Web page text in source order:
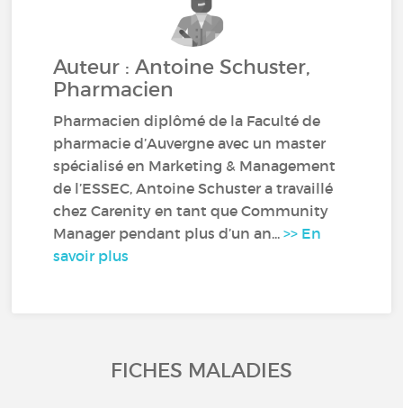
Auteur : Antoine Schuster,
Pharmacien
Pharmacien diplômé de la Faculté de
pharmacie d’Auvergne avec un master
spécialisé en Marketing & Management
de l’ESSEC, Antoine Schuster a travaillé
chez Carenity en tant que Community
Manager pendant plus d’un an...>> En
savoir plus
FICHES MALADIES